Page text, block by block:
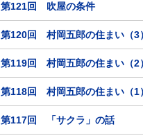
第121回 吹屋の条件
第120回 村岡五郎の住まい（3）
第119回 村岡五郎の住まい（2）
第118回 村岡五郎の住まい（1）
第117回 「サクラ」の話